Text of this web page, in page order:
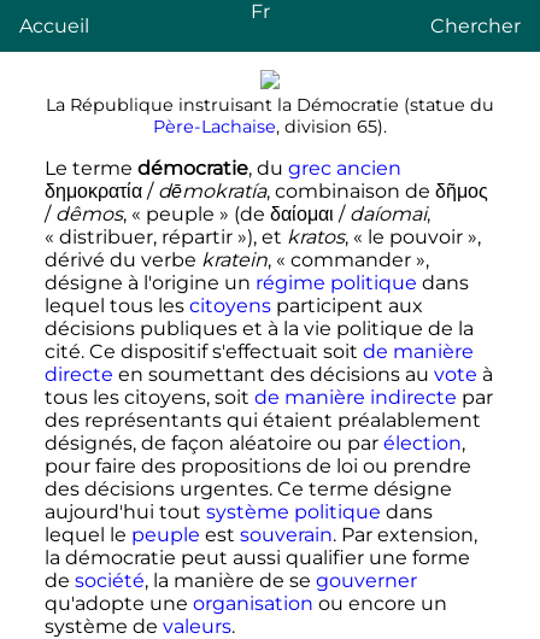
Accueil
Fr
Chercher
La République instruisant la Démocratie (statue du
Père-Lachaise, division 65).
Le terme démocratie, du grec ancien
δημοκρατία / dēmokratía, combinaison de δῆμος
/ dêmos, « peuple » (de δαίομαι / daíomai,
« distribuer, répartir »), et kratos, « le pouvoir »,
dérivé du verbe kratein, « commander »,
désigne à l'origine un régime politique dans
lequel tous les citoyensparticipent aux
décisions publiques et à la vie politique de la
cité. Ce dispositif s'effectuait soit de manière
directe en soumettant des décisions au vote à
tous les citoyens, soit de manière indirecte par
des représentants qui étaient préalablement
désignés, de façon aléatoire ou par élection,
pour faire des propositions de loi ou prendre
des décisions urgentes. Ce terme désigne
aujourd'hui tout système politique dans
lequel le peuple est souverain. Par extension,
la démocratie peut aussi qualifier une forme
de société, la manière de se gouverner
qu'adopte une organisation ou encore un
système de valeurs.